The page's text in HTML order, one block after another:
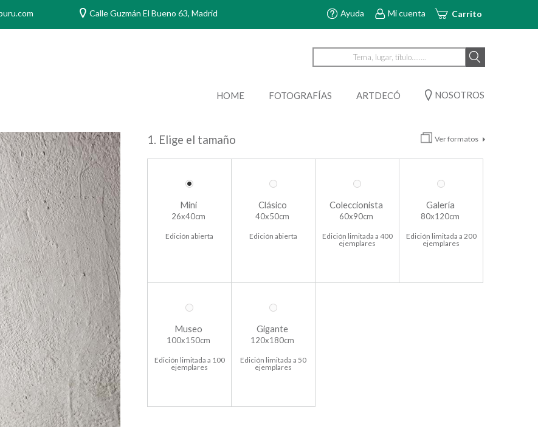
Carrito
Mi cuenta
Ayuda
Calle Guzmán El Bueno 63, Madrid
NOSOTROS
ARTDECÓ
FOTOGRAFÍAS
HOME
Ver formatos
1. Elige el tamaño
Mini
26x40cm
Edición abierta
Clásico
40x50cm
Edición abierta
Coleccionista
60x90cm
Edición limitada a 400
ejemplares
Galería
80x120cm
Edición limitada a 200
ejemplares
Museo
100x150cm
Edición limitada a 100
ejemplares
Gigante
120x180cm
Edición limitada a 50
ejemplares